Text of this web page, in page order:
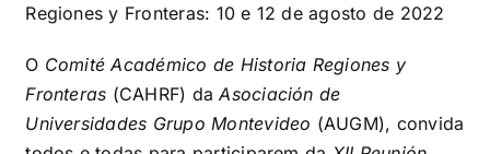
Regiones y Fronteras: 10 e 12 de agosto de 2022
O Comité Académico de Historia Regiones y
Fronteras (CAHRF) daAsociación de
Universidades Grupo Montevideo (AUGM), convida